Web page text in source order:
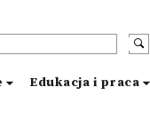
Edukacja i praca